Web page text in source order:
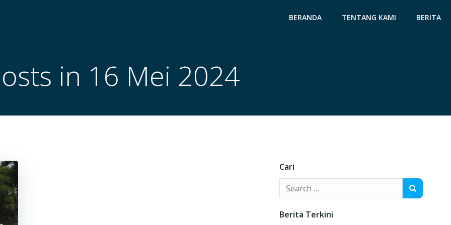
BERANDA TENTANG KAMI BERITA
in 16 Mei 2024
Cari
Search
for:
Berita Terkini